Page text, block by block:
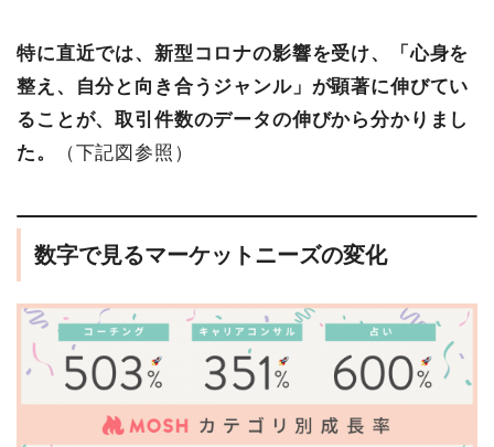
特に直近では、新型コロナの影響を受け、「心身を
整え、自分と向き合うジャンル」が顕著に伸びてい
ることが、取引件数のデータの伸びから分かりまし
た。
（下記図参照）
数字で見るマーケットニーズの変化